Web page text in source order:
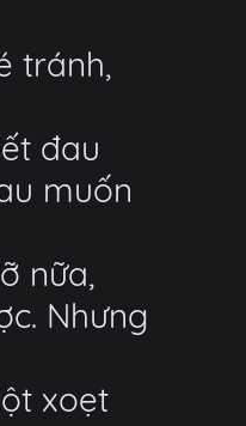
tránh,
đau
muốn
nữa,
Nhưng
xoẹt